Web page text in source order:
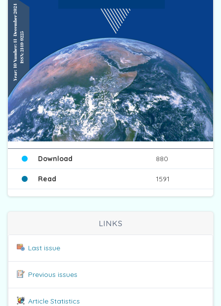
Download 880
Read 1591
LINKS
Last issue
Previous issues
Article Statistics